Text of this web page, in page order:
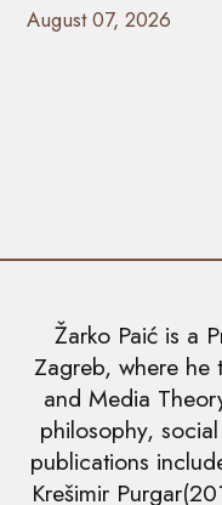
August 07, 2026
Žarko Paić is a
Zagreb, where he
and Media
philosophy,
publications
Krešimir